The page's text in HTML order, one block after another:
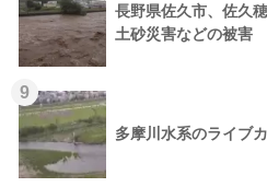
長野県佐久市、佐久
土砂災害などの被害
9
多摩川水系のライブ